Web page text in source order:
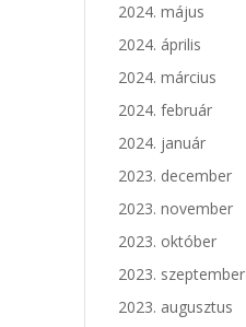
2024. május
2024. április
2024. március
2024. február
2024. január
2023. december
2023. november
2023. október
2023. szeptember
2023. augusztus